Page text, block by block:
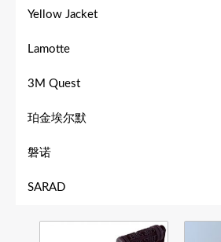
Yellow Jacket
Lamotte
3M Quest
珀金埃尔默
磐诺
SARAD